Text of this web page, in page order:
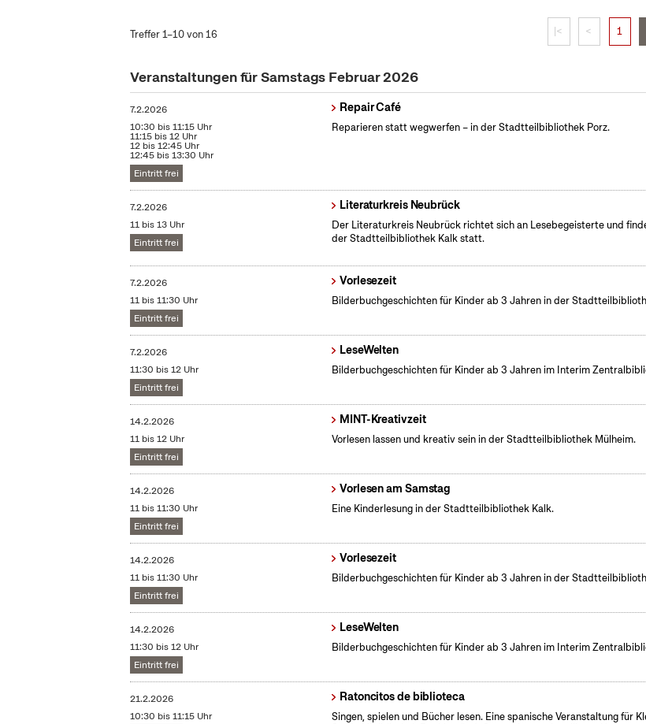
Treffer 1–10 von 16 |< < 1
Veranstaltungen für Samstags Februar 2026
7.2.2026
10:30 bis 11:15 Uhr
11:15 bis 12 Uhr
12 bis 12:45 Uhr
12:45 bis 13:30 Uhr
Eintritt frei
Repair Café
Reparieren statt wegwerfen – in der Stadtteilbibliothek Porz.
7.2.2026
11 bis 13 Uhr
Eintritt frei
Literaturkreis Neubrück
Der Literaturkreis Neubrück richtet sich an Lesebegeisterte und
der Stadtteilbibliothek Kalk statt.
7.2.2026
11 bis 11:30 Uhr
Eintritt frei
Vorlesezeit
Bilderbuchgeschichten für Kinder ab 3 Jahren in der
7.2.2026
11:30 bis 12 Uhr
Eintritt frei
LeseWelten
Bilderbuchgeschichten für Kinder ab 3 Jahren im Interim
14.2.2026
11 bis 12 Uhr
Eintritt frei
MINT-Kreativzeit
Vorlesen lassen und kreativ sein in der Stadtteilbibliothek Mülheim.
14.2.2026
11 bis 11:30 Uhr
Eintritt frei
Vorlesen am Samstag
Eine Kinderlesung in der Stadtteilbibliothek Kalk.
14.2.2026
11 bis 11:30 Uhr
Eintritt frei
Vorlesezeit
Bilderbuchgeschichten für Kinder ab 3 Jahren in der
14.2.2026
11:30 bis 12 Uhr
Eintritt frei
LeseWelten
Bilderbuchgeschichten für Kinder ab 3 Jahren im Interim
21.2.2026
10:30 bis 11:15 Uhr
Ratoncitos de biblioteca
Singen, spielen und Bücher lesen. Eine spanische Veranstaltung für